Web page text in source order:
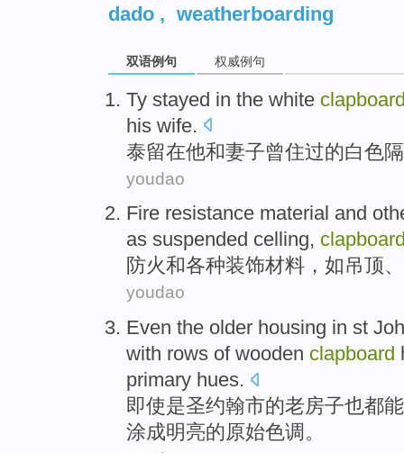
dado , weatherboarding
双语例句 权威例句
Ty stayed in the white
his wife.
泰留在他和妻子曾住过的白色
youdao
Fire resistance material and
as suspended celling,
防火和各种装饰材料 ， 如吊顶、
youdao
Even the older housing in st
with rows of wooden clapboard
primary hues.
即使是圣约翰市的老房子也都
涂成明亮的原始色调。